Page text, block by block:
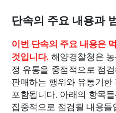
단속의 주요 내용과
이번 단속의 주요 내용은
것입니다. 해양경찰청은
정 유통을 중점적으로 점
판매하는 행위와 유통기
포함됩니다. 아래의 항목
집중적으로 점검될 내용들